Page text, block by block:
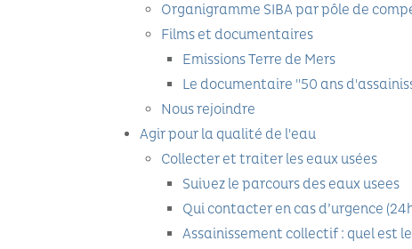
Organigramme SIBA par pôle de
Films et documentaires
Emissions Terre de Mers
Le documentaire "50 ans
Nous rejoindre
Agir pour la qualité de l'eau
Collecter et traiter les eaux usées
Suivez le parcours des eaux usees
Qui contacter en cas d’urgence
Assainissement collectif : quel est